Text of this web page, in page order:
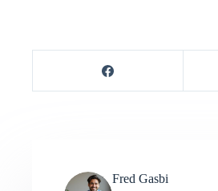
Fred Gasbi